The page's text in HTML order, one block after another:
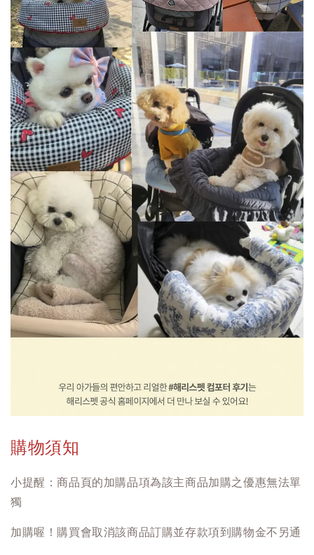
購物須知
小提醒：商品頁的加購品項為該主商品加購之優惠無法單
獨
加購喔！購買會取消該商品訂購並存款項到購物金不另通